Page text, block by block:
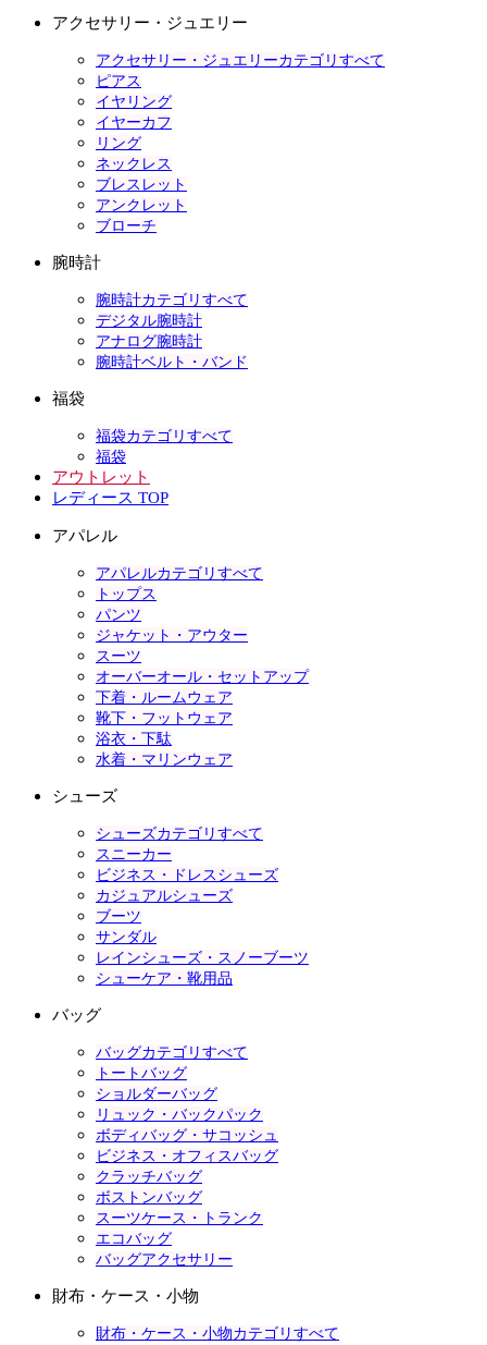
アクセサリー・ジュエリー
アクセサリー・ジュエリーカテゴリすべて
ピアス
イヤリング
イヤーカフ
リング
ネックレス
ブレスレット
アンクレット
ブローチ
腕時計
腕時計カテゴリすべて
デジタル腕時計
アナログ腕時計
腕時計ベルト・バンド
福袋
福袋カテゴリすべて
福袋
アウトレット
レディース TOP
アパレル
アパレルカテゴリすべて
トップス
パンツ
ジャケット・アウター
スーツ
オーバーオール・セットアップ
下着・ルームウェア
靴下・フットウェア
浴衣・下駄
水着・マリンウェア
シューズ
シューズカテゴリすべて
スニーカー
ビジネス・ドレスシューズ
カジュアルシューズ
ブーツ
サンダル
レインシューズ・スノーブーツ
シューケア・靴用品
バッグ
バッグカテゴリすべて
トートバッグ
ショルダーバッグ
リュック・バックパック
ボディバッグ・サコッシュ
ビジネス・オフィスバッグ
クラッチバッグ
ボストンバッグ
スーツケース・トランク
エコバッグ
バッグアクセサリー
財布・ケース・小物
財布・ケース・小物カテゴリすべて